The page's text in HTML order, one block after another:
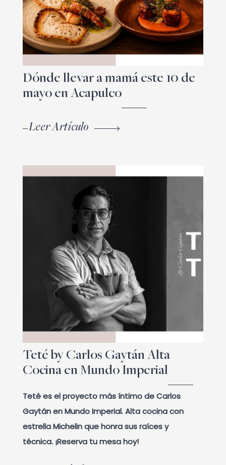
Dónde llevar a mamá este 10 de
mayo en Acapulco
Leer Artículo
Teté by Carlos Gaytán Alta
Cocina en Mundo Imperial
Teté es el proyecto más íntimo de Carlos
Gaytán en Mundo Imperial. Alta cocina con
estrella Michelin que honra sus raíces y
técnica. ¡Reserva tu mesa hoy!